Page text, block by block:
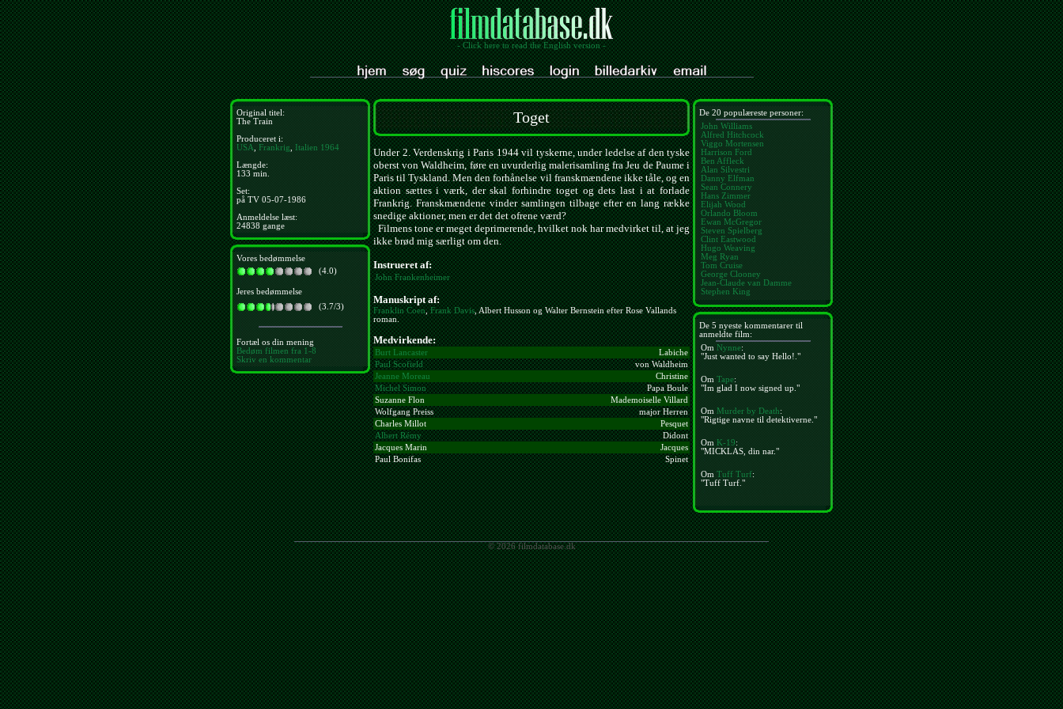
- Click here to read the English version -
Original titel:
The Train
Produceret i:
USA,Frankrig,Italien 1964
Længde:
133 min.
Set:
på TV 05-07-1986
Anmeldelse læst:
24838 gange
Vores bedømmelse
(4.0)
Jeres bedømmelse
(3.7/3)
Fortæl os din mening
Bedøm filmen fra 1-8
Skriv en kommentar
Toget
Under 2. Verdenskrig i Paris 1944 vil tyskerne, under ledelse af den tyske
oberst von Waldheim, føre en uvurderlig malerisamling fra Jeu de Paume i
Paris til Tyskland. Men den forhånelse vil franskmændene ikke tåle, og en
aktion sættes i værk, der skal forhindre toget og dets last i at forlade
Frankrig. Franskmændene vinder samlingen tilbage efter en lang række
snedige aktioner, men er det det ofrene værd?
Filmens tone er meget deprimerende, hvilket nok har medvirket til, at jeg
ikke brød mig særligt om den.
Instrueret af:
John Frankenheimer
Manuskript af:
Franklin Coen,Frank Davis, Albert Husson og Walter Bernstein efter Rose Vallands
roman.
Medvirkende:
Burt Lancaster
Labiche
Paul Scofield
von Waldheim
Jeanne Moreau
Christine
Michel Simon
Papa Boule
Suzanne Flon
Mademoiselle Villard
Wolfgang Preiss
major Herren
Charles Millot
Pesquet
Albert Rémy
Didont
Jacques Marin
Jacques
Paul Bonifas
Spinet
De 20 populæreste personer:
John Williams
Alfred Hitchcock
Viggo Mortensen
Harrison Ford
Ben Affleck
Alan Silvestri
Danny Elfman
Sean Connery
Hans Zimmer
Elijah Wood
Orlando Bloom
Ewan McGregor
Steven Spielberg
Clint Eastwood
Hugo Weaving
Meg Ryan
Tom Cruise
George Clooney
Jean-Claude van Damme
Stephen King
De 5 nyeste kommentarer til
anmeldte film:
OmNynne:
"Just wanted to say Hello!."
OmTape:
"Im glad I now signed up."
OmMurder by Death:
"Rigtige navne til detektiverne."
OmK-19:
"MICKLAS, din nar."
OmTuff Turf:
"Tuff Turf."
© 2026 filmdatabase.dk